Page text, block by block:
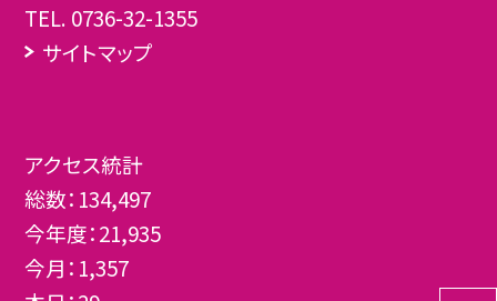
TEL. 0736-32-1355
サイトマップ
アクセス統計
総数： 134,497
今年度：21,935
今月： 1,357